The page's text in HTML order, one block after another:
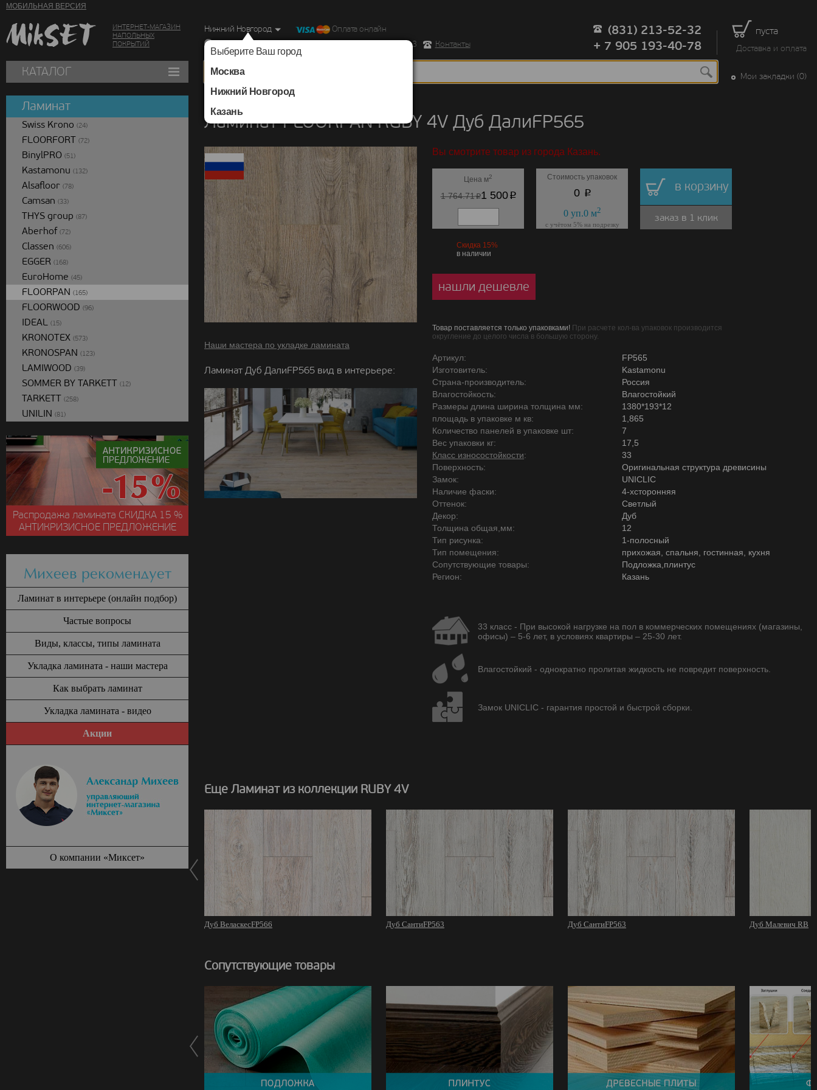
МОБИЛЬНАЯ ВЕРСИЯ
ИНТЕРНЕТ-МАГАЗИН
НАПОЛЬНЫХ
ПОКРЫТИЙ
пуста
Доставка и оплата
Нижний Новгород
Выберите Ваш город
Москва
Нижний Новгород
Казань
Оплата онлайн
г. Нижний Новгород, Ул. Республиканская д.43 корпус 3
Контакты
(831) 213-52-32
+ 7 905 193-40-78
КАТАЛОГ Мои закладки (0)
Ламинат FLOORPAN RUBY 4V Дуб ДалиFP565
Наши мастера по укладке ламината
Ламинат Дуб ДалиFP565 вид в интерьере:
Вы смотрите товар из города Казань.
Цена м2
1 764.71p1 500p
Стоимость упаковок
0 p
0уп.0м2
с учётом 5% на подрезку
в корзину
заказ в 1 клик
Скидка 15%
в наличии
нашли дешевле
Товар поставляется только упаковками! При расчете кол-ва упаковок производится
округление до целого числа в большую сторону.
Артикул:
FP565
Изготовитель:
Kastamonu
Страна-производитель:
Россия
Влагостойкость:
Влагостойкий
Размеры длина ширина толщина мм:
1380*193*12
площадь в упаковке м кв:
1,865
Количество панелей в упаковке шт:
7
Вес упаковки кг:
17,5
Класс износостойкости:
33
Поверхность:
Оригинальная структура древисины
Замок:
UNICLIC
Наличие фаски:
4-хсторонняя
Оттенок:
Светлый
Декор:
Дуб
Толщина общая,мм:
12
Тип рисунка:
1-полосный
Тип помещения:
прихожая, спальня, гостинная, кухня
Сопутствующие товары:
Подложка,плинтус
Регион:
Казань
33 класс - При высокой нагрузке на пол в коммерческих помещениях (магазины,
офисы) – 5-6 лет, в условиях квартиры – 25-30 лет.
Влагостойкий - однократно пролитая жидкость не повредит поверхность.
Замок UNICLIC - гарантия простой и быстрой сборки.
Еще Ламинат из коллекции RUBY 4V
Дуб ВеласкесFP566 Дуб СантиFP563 Дуб СантиFP563 Дуб Малевич RB
Сопутствующие товары
Ламинат
Swiss Krono (24)
FLOORFORT (72)
BinylPRO (51)
Kastamonu (132)
Alsafloor (78)
Camsan (33)
THYS group (87)
Aberhof (72)
Classen (606)
EGGER (168)
EuroHome (45)
FLOORPAN (165)
FLOORWOOD (96)
IDEAL (15)
KRONOTEX (573)
KRONOSPAN (123)
LAMIWOOD (39)
SOMMER BY TARKETT (12)
TARKETT (258)
UNILIN (81)
Распродажа ламината СКИДКА15 %
АНТИКРИЗИСНОЕ ПРЕДЛОЖЕНИЕ
Михеев рекомендует
Ламинат в интерьере (онлайн подбор)
Частые вопросы
Виды, классы, типы ламината
Укладка ламината - наши мастера
Как выбрать ламинат
Укладка ламината - видео
Акции
О компании «Миксет»